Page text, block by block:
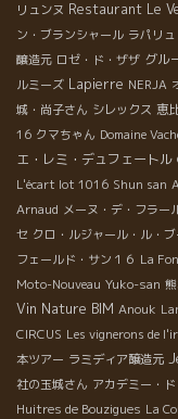
リュンヌ Restaurant Le
ン・ブランシャール ラパリ
醸造元 ロゼ・ド・ザザ グル
ルミーズ Lapierre NERJA
城・尚子さん シレックス 恵
16 クマちゃん Domaine
エ・レミ・デュフェートル
L'écart lot 1016 Shun san
Arnaud メーヌ・デ・フラー
セ クロ・ルジャール・ル・
フェールド・サン１６ La
Moto-Nouveau Yuko-san
Vin Nature BIM Anouk
CIRCUS Les vignerons de
本ツアー ラミディア醸造元
社の玉城さん アカデミー・
Huitres de Bouzigues La